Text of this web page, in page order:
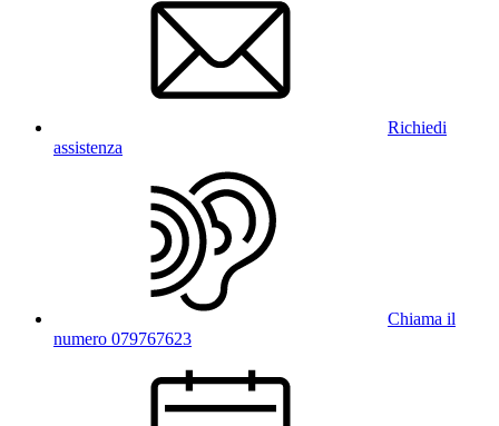
Richiedi
assistenza
Chiama il
numero 079767623